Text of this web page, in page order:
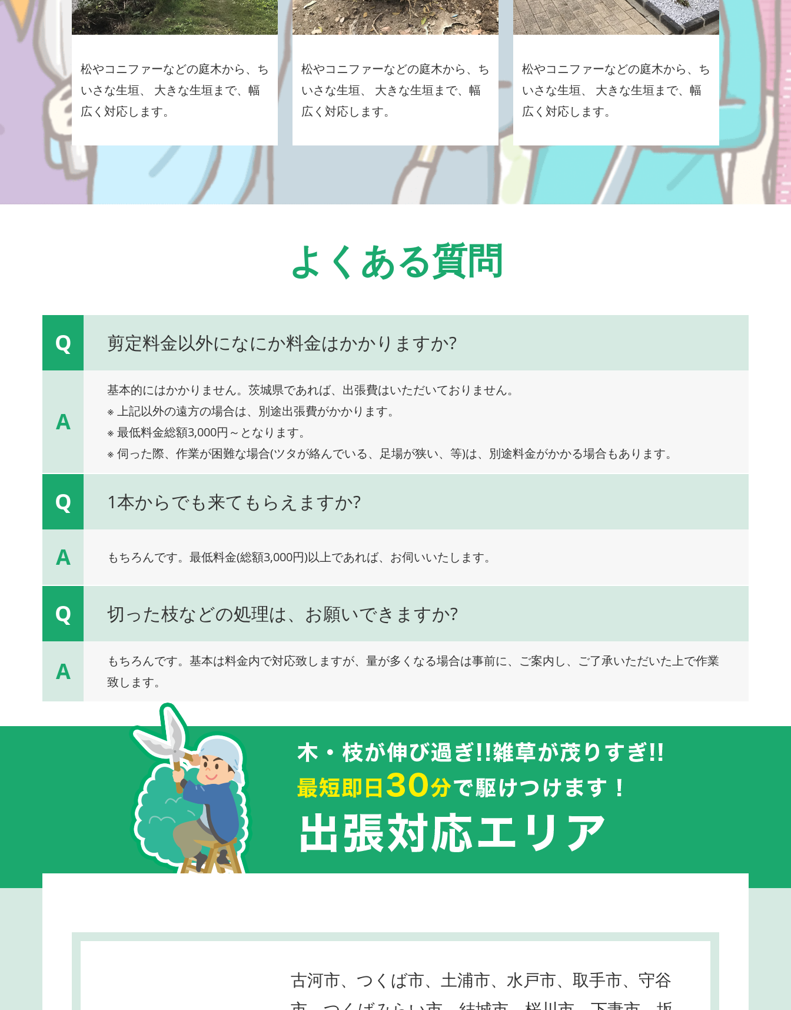
松やコニファーなどの庭木から、ち
いさな生垣、 大きな生垣まで、幅
広く対応します。
松やコニファーなどの庭木から、ち
いさな生垣、 大きな生垣まで、幅
広く対応します。
松やコニファーなどの庭木から、ち
いさな生垣、 大きな生垣まで、幅
広く対応します。
よくある質問
Q 剪定料金以外になにか料金はかかりますか?
A
基本的にはかかりません。茨城県であれば、出張費はいただいておりません。
※ 上記以外の遠方の場合は、別途出張費がかかります。
※ 最低料金総額3,000円～となります。
※ 伺った際、作業が困難な場合(ツタが絡んでいる、足場が狭い、等)は、別途料金がかかる場合もあります。
Q 1本からでも来てもらえますか?
A もちろんです。最低料金(総額3,000円)以上であれば、お伺いいたします。
Q 切った枝などの処理は、お願いできますか?
A
もちろんです。基本は料金内で対応致しますが、量が多くなる場合は事前に、ご案内し、ご了承いただいた上で作業
致します。
古河市、つくば市、土浦市、水戸市、取手市、守谷